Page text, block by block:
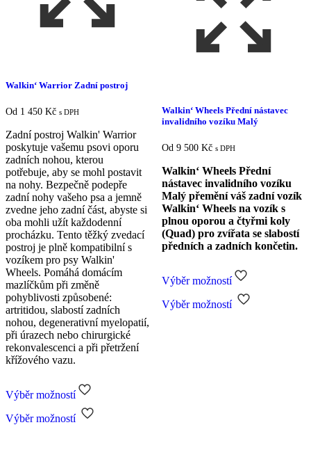
Walkin‘ Warrior Zadní postroj
Od 1 450 Kč s DPH
Zadní postroj Walkin' Warrior
poskytuje vašemu psovi oporu
zadních nohou, kterou
potřebuje, aby se mohl postavit
na nohy. Bezpečně podepře
zadní nohy vašeho psa a jemně
zvedne jeho zadní část, abyste si
oba mohli užít každodenní
procházku. Tento těžký zvedací
postroj je plně kompatibilní s
vozíkem pro psy Walkin'
Wheels. Pomáhá domácím
mazlíčkům při změně
pohyblivosti způsobené:
artritidou, slabostí zadních
nohou, degenerativní myelopatií,
při úrazech nebo chirurgické
rekonvalescenci a při přetržení
křížového vazu.
Výběr možností
Výběr možností
Tento
produkt
Walkin‘ Wheels Přední nástavec
invalidního vozíku Malý
Od 9 500 Kč s DPH
Walkin‘ Wheels Přední
nástavec invalidního vozíku
Malý přemění váš zadní vozík
Walkin‘ Wheels na vozík s
plnou oporou a čtyřmi koly
(Quad) pro zvířata se slabostí
předních a zadních končetin.
Výběr možností
Výběr možností
Tento
produkt